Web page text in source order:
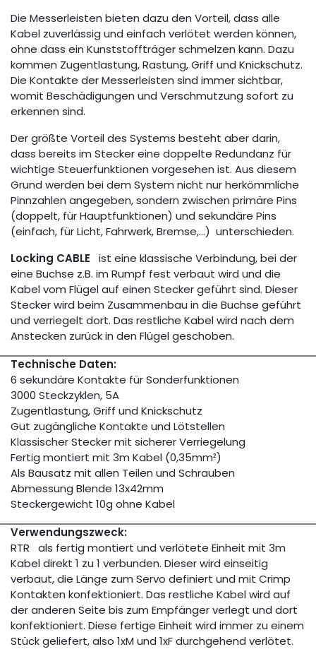
Die Messerleisten bieten dazu den Vorteil, dass alle
Kabel zuverlässig und einfach verlötet werden können,
ohne dass ein Kunststoffträger schmelzen kann. Dazu
kommen Zugentlastung, Rastung, Griff und Knickschutz.
Die Kontakte der Messerleisten sind immer sichtbar,
womit Beschädigungen und Verschmutzung sofort zu
erkennen sind.
Der größte Vorteil des Systems besteht aber darin,
dass bereits im Stecker eine doppelte Redundanz für
wichtige Steuerfunktionen vorgesehen ist. Aus diesem
Grund werden bei dem System nicht nur herkömmliche
Pinnzahlen angegeben, sondern zwischen primäre Pins
(doppelt, für Hauptfunktionen) und sekundäre Pins
(einfach, für Licht, Fahrwerk, Bremse,…) unterschieden.
Locking CABLE ist eine klassische Verbindung, bei der
eine Buchse z.B. im Rumpf fest verbaut wird und die
Kabel vom Flügel auf einen Stecker geführt sind. Dieser
Stecker wird beim Zusammenbau in die Buchse geführt
und verriegelt dort. Das restliche Kabel wird nach dem
Anstecken zurück in den Flügel geschoben.
Technische Daten:
6 sekundäre Kontakte für Sonderfunktionen
3000 Steckzyklen, 5A
Zugentlastung, Griff und Knickschutz
Gut zugängliche Kontakte und Lötstellen
Klassischer Stecker mit sicherer Verriegelung
Fertig montiert mit 3m Kabel (0,35mm²)
Als Bausatz mit allen Teilen und Schrauben
Abmessung Blende 13x42mm
Steckergewicht 10g ohne Kabel
Verwendungszweck:
RTR als fertig montiert und verlötete Einheit mit 3m
Kabel direkt 1 zu 1 verbunden. Dieser wird einseitig
verbaut, die Länge zum Servo definiert und mit Crimp
Kontakten konfektioniert. Das restliche Kabel wird auf
der anderen Seite bis zum Empfänger verlegt und dort
konfektioniert. Diese fertige Einheit wird immer zu einem
Stück geliefert, also 1xM und 1xF durchgehend verlötet.